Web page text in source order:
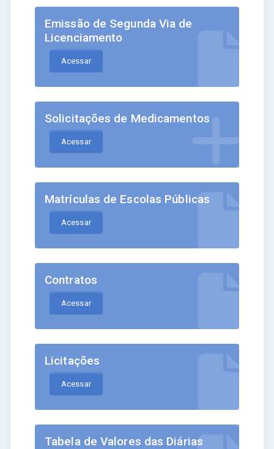
Emissão de Segunda Via de
Licenciamento
Acessar
Solicitações de Medicamentos
Acessar
Matrículas de Escolas Públicas
Acessar
Contratos
Acessar
Licitações
Acessar
Tabela de Valores das Diárias